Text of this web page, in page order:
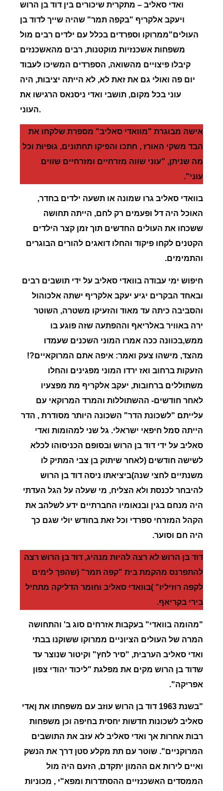
ואדי סאליב – מתקרית שיכורים בין דוד בן הרוש
ויעקב אלקריף "בקפה תמר" שהיה שייך לדוד בן
העולים"ממרוקו וספרדים בכלל עם ילדים רבים מול
משפחות אשכנזיות מוקטנות, רבים מהאשכנזים
קיבלו פיצויים מהשואה, הספרדים המשיכו לעבוד
יום פה ואולי גם את זאת לא, לא הייתה יציבות, היה
עוני בכל מקום, תושבי ואדי ניסנאס הרגישו את
העוני.
אישה מבוגרת "מוואדי סאליב" מספרת שלקחו את
הבד משקי האורז , חתכו והפיקו תחתונים, גופיות וכל
מה שניתן, "עוני שווה מזרחיים ומזרחיים שווים
עוני".
בוואדי סאליב גרו שמונה או תשעה ילדים בחדר,
האוכל היה דל ופעמים רק לחם, הייתה תחושה
ששכחו את העולים החדשים תוך זמן קצר הילדים
הקטנים לקחו פיקוד והחלו דואגים להורים הבוגרים
והתמימים.
חיפוש ימי עבודה בוואדי סאליב על ידי תושבים רבים
ובאחד הבקרים יגיע יעקב אלקריף ישתה אלכוהול
והסביבה כיתה עד מאוד והזעיקו משטרה, השוטר
ירה באוויר באלריאף וההפתעה שזה פוגע בו
ממש,בכוונה ככה אמרו המוני השכנים שעמדו
מהצד, מישהו צעק ואמר: איפה אתם המרוקאיים?!
הזעקות ברחוב ואז ירדו המוני מפגינים והחלו
משתוללים ברחובות, יעקב אלקריף מת מפצעיו
לאחר חודשים- ההשתוללות והמרד המרוקאי עם
עלייתם "לשכונת הדר" השכונה היותר מסודרת , הדר
הייתה סמל חיפאי ישראלי. גל שני למהומות ואדי
סאליב על ידי דוד בן הרוש ובסופם הכניסוהו לכלא
לשישה חודשים (לאחר שיתוק בן צבי המתיק לו
משנתיים לחצי שנה)ביציאתו ניסה דוד בן הרוש
להיבחר לכנסת ולא הצליח, מי שעלה על הגל העדתי
היה מנחם בגין ובנאומיו החברתיים ידע לשלהב את
הקהל המזרחי ספרדי וכל זאת בחודש יולי שגם כך
היה חם וסוער.
דוד בן הרוש לא רצה להיות מנהיג, דוד בן הרוש רצה
להתפרנס מהקמת בית "קפה תמר" (שהפך לימים
לקפה רוזיליו" )בוואדי סאליב וחומר הדליקה מתחיל
בירי בקריאף.
"מהומה בוואדי" בעקבות אזרחים סוג ב' והתחושה
המרה של העולים הציוניים ממרוקו ששוקנו בבתי
ואדי סאליב הערבית, "סיר לחץ" וקיטור שנוצר עד
שדוד בן הרוש מקים את מפלגת "ליכוד יהודי צפון
אפריקה".
"בשנת 1963 דוד בן הרוש עוזב עם משפחתו את ןאדי
סאליב לשכונות חדשות יחסית בחיפה וכן משפחות
רבות אחרות אך ואדי סאליב לא עזב את התושבים
המרוקניים". שוטר עם תת מקלע סטן דרך את הנשק
ואיים לירות אם ההמון יתקדם, הזעם היה מול
הממסדים האשכנזיים ההסתדרות ומפא"י , מכוניות